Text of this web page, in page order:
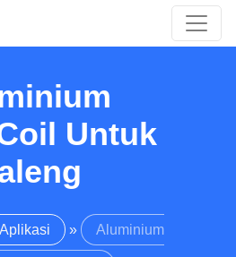
Untuk
Aplikasi » Aluminium